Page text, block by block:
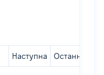
Наступна Остання